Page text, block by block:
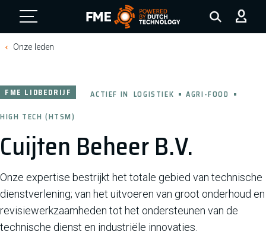
FME Logo, to the homepage
Onze leden
Cuijten Beheer B.V.
FME LIDBEDRIJF ACTIEF IN LOGISTIEK
AGRI-FOOD
HIGH TECH (HTSM)
Onze expertise bestrijkt het totale gebied van technische
dienstverlening; van het uitvoeren van groot onderhoud en
revisiewerkzaamheden tot het ondersteunen van de
technische dienst en industriële innovaties.